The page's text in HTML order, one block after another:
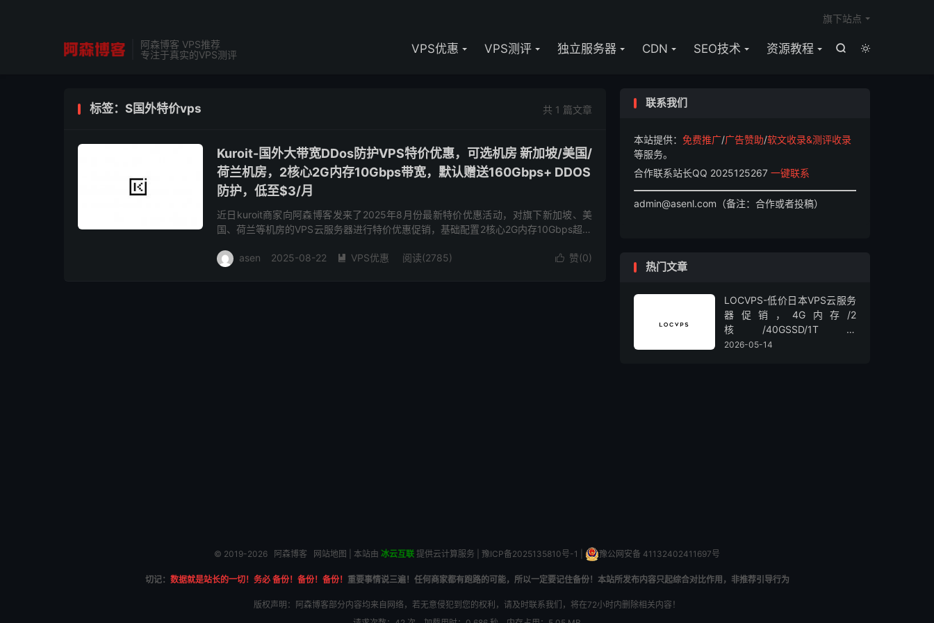
阿森博客 VPS推荐
专注于真实的VPS测评


VPS优惠 VPS测评 独立服务器 CDN SEO技术 资源教程
旗下站点
共 1 篇文章
标签：S国外特价vps
Kuroit-国外大带宽DDos防护VPS特价优惠，可选机房 新加坡/美国/
荷兰机房，2核心2G内存10Gbps带宽，默认赠送160Gbps+ DDOS
防护，低至$3/月
近日kuroit商家向阿森博客发来了2025年8月份最新特价优惠活动，对旗下新加坡、美
国、荷兰等机房的VPS云服务器进行特价优惠促销，基础配置2核心2G内存10Gbps超大
 赞(0)
asen 2025-08-22  VPS优惠 阅读(2785)
联系我们
本站提供： 免费推广/广告赞助/软文收录&测评收录
等服务。
合作联系站长QQ 2025125267 一键联系
admin@asenl.com（备注：合作或者投稿）
热门文章
LOCVPS-低价日本VPS云服务
器促销，4G内存/2
核/40GSSD/1T流
量/450Mbps带宽，低至36元/
2026-05-14
© 2019-2026 阿森博客 网站地图 | 本站由 冰云互联 提供云计算服务 | 豫ICP备2025135810号-1 豫公网安备 41132402411697号
切记： 数据就是站长的一切！务必 备份！备份！备份！ 重要事情说三遍！任何商家都有跑路的可能，所以一定要记住备份！本站所发布内容只起综合对比作用，非推荐引导行为
版权声明：阿森博客部分内容均来自网络，若无意侵犯到您的权利，请及时联系我们，将在72小时内删除相关内容！